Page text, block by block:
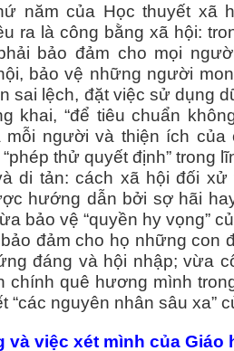
năm của Học thuyết xã
ra là công bằng xã hội:
bảo đảm cho mọi
bảo vệ những người
sai lệch, đặt việc sử dụng
khai, “để tiêu chuẩn
mỗi người và thiện ích của
“phép thử quyết định” trong
di tản: cách xã hội đối xử
hướng dẫn bởi sợ hãi
bảo vệ “quyền hy vọng”
đảm cho họ những con
đáng và hội nhập; vừa
chính quê hương mình
“các nguyên nhân sâu xa”
và việc xét mình của Giáo